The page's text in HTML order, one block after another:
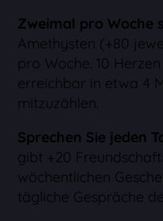
Zweimal pro Woche
Amethysten (+80
pro Woche. 10
erreichbar in etwa 4
mitzuzählen.
Sprechen Sie jeden
gibt +20
wöchentlichen
tägliche Gespräche